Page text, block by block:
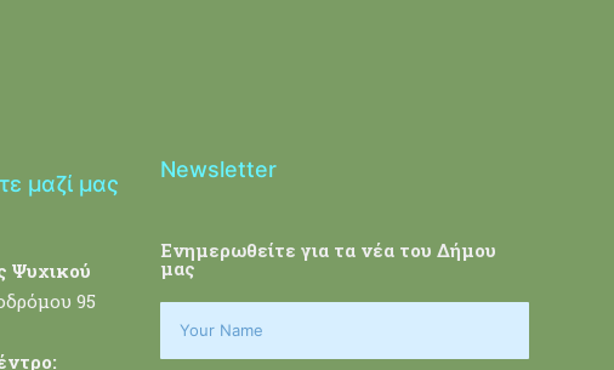
μαζί μας
Ψυχικού
95
Newsletter
Ενημερωθείτε για τα νέα του Δήμου
μας